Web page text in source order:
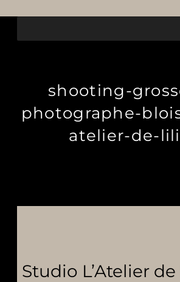
shooting-
photographe-
atelier-de-
Studio L’Atelier